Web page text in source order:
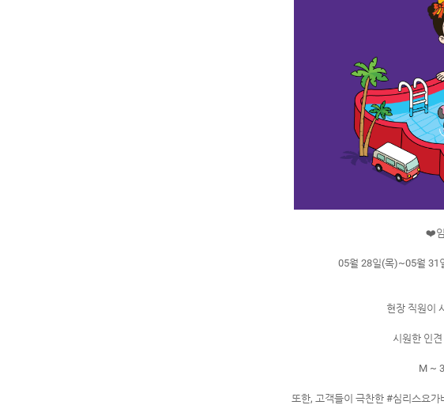
❤️임
05월 28일(목)~05월 31
현장 직원이
시원한 인
M ~
또한, 고객들이 극찬한 #심리스요